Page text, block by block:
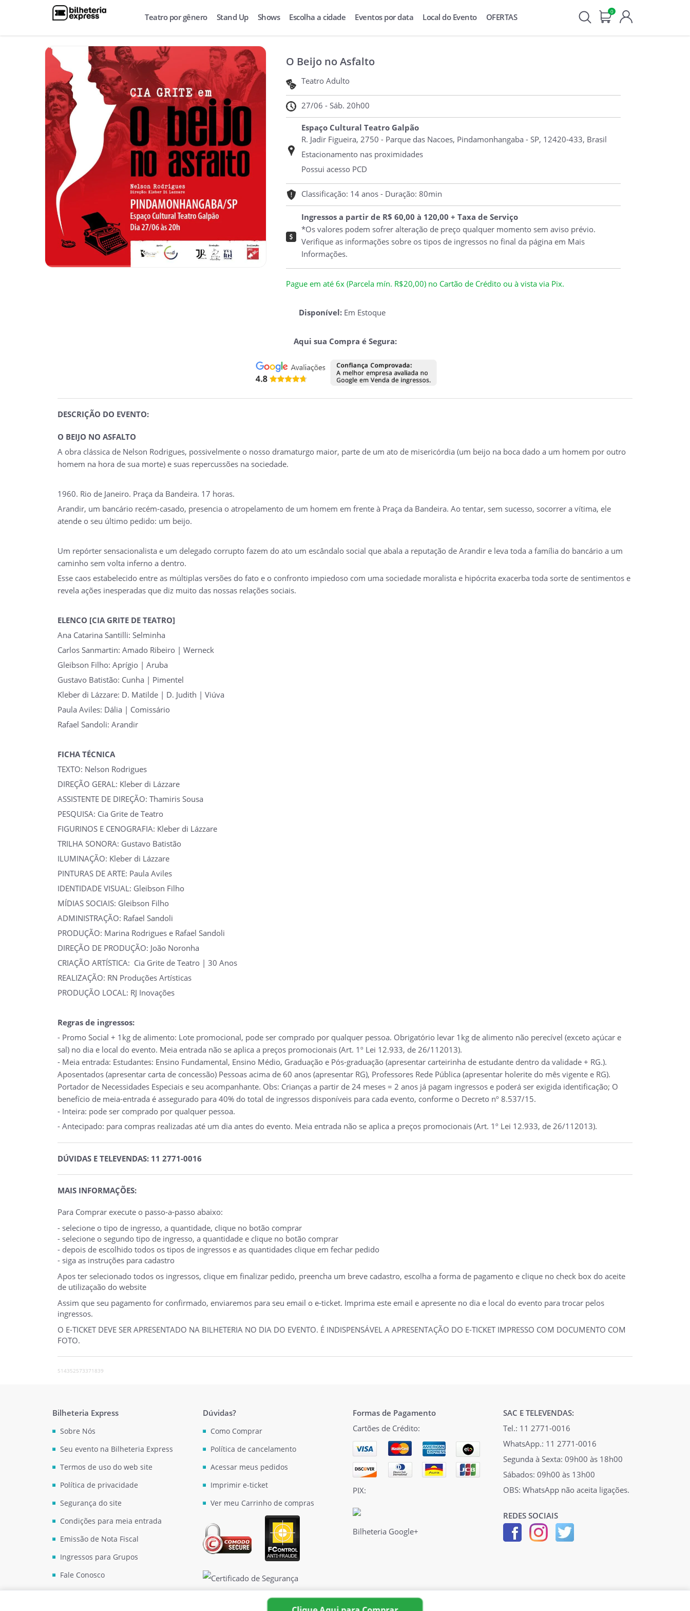
Teatro por gênero Stand Up Shows Escolha a cidade Eventos por data Local do Evento OFERTAS
0
O Beijo no Asfalto
Teatro Adulto
27/06 - Sáb. 20h00
Espaço Cultural Teatro Galpão
R. Jadir Figueira, 2750 - Parque das Nacoes, Pindamonhangaba - SP, 12420-433, Brasil
Estacionamento nas proximidades
Possui acesso PCD
Classificação: 14 anos - Duração: 80min
Ingressos a partir de R$ 60,00 à 120,00 + Taxa de Serviço
*Os valores podem sofrer alteração de preço qualquer momento sem aviso prévio.
Verifique as informações sobre os tipos de ingressos no final da página em Mais
Informações.
Pague em até 6x (Parcela mín. R$20,00) no Cartão de Crédito ou à vista via Pix.
Disponível: Em Estoque
Aqui sua Compra é Segura:
DESCRIÇÃO DO EVENTO:
O BEIJO NO ASFALTO
A obra clássica de Nelson Rodrigues, possivelmente o nosso dramaturgo maior, parte de um ato de misericórdia (um beijo na boca dado a um homem por outro
homem na hora de sua morte) e suas repercussões na sociedade.
1960. Rio de Janeiro. Praça da Bandeira. 17 horas.
Arandir, um bancário recém-casado, presencia o atropelamento de um homem em frente à Praça da Bandeira. Ao tentar, sem sucesso, socorrer a vítima, ele
atende o seu último pedido: um beijo.
Um repórter sensacionalista e um delegado corrupto fazem do ato um escândalo social que abala a reputação de Arandir e leva toda a família do bancário a um
caminho sem volta inferno a dentro.
Esse caos estabelecido entre as múltiplas versões do fato e o confronto impiedoso com uma sociedade moralista e hipócrita exacerba toda sorte de sentimentos e
revela ações inesperadas que diz muito das nossas relações sociais.
ELENCO [CIA GRITE DE TEATRO]
Ana Catarina Santilli: Selminha
Carlos Sanmartin: Amado Ribeiro | Werneck
Gleibson Filho: Aprígio | Aruba
Gustavo Batistão: Cunha | Pimentel
Kleber di Lázzare: D. Matilde | D. Judith | Viúva
Paula Aviles: Dália | Comissário
Rafael Sandoli: Arandir
FICHA TÉCNICA
TEXTO: Nelson Rodrigues
DIREÇÃO GERAL: Kleber di Lázzare
ASSISTENTE DE DIREÇÃO: Thamiris Sousa
PESQUISA: Cia Grite de Teatro
FIGURINOS E CENOGRAFIA: Kleber di Lázzare
TRILHA SONORA: Gustavo Batistão
ILUMINAÇÃO: Kleber di Lázzare
PINTURAS DE ARTE: Paula Aviles
IDENTIDADE VISUAL: Gleibson Filho
MÍDIAS SOCIAIS: Gleibson Filho
ADMINISTRAÇÃO: Rafael Sandoli
PRODUÇÃO: Marina Rodrigues e Rafael Sandoli
DIREÇÃO DE PRODUÇÃO: João Noronha
CRIAÇÃO ARTÍSTICA: Cia Grite de Teatro | 30 Anos
REALIZAÇÃO: RN Produções Artísticas
PRODUÇÃO LOCAL: RJ Inovações
Regras de ingressos:
- Promo Social + 1kg de alimento: Lote promocional, pode ser comprado por qualquer pessoa. Obrigatório levar 1kg de alimento não perecível (exceto açúcar e
sal) no dia e local do evento. Meia entrada não se aplica a preços promocionais (Art. 1º Lei 12.933, de 26/112013).
- Meia entrada: Estudantes: Ensino Fundamental, Ensino Médio, Graduação e Pós-graduação (apresentar carteirinha de estudante dentro da validade + RG.).
Aposentados (apresentar carta de concessão) Pessoas acima de 60 anos (apresentar RG), Professores Rede Pública (apresentar holerite do mês vigente e RG).
Portador de Necessidades Especiais e seu acompanhante. Obs: Crianças a partir de 24 meses = 2 anos já pagam ingressos e poderá ser exigida identificação; O
benefício de meia-entrada é assegurado para 40% do total de ingressos disponíveis para cada evento, conforme o Decreto nº 8.537/15.
- Inteira: pode ser comprado por qualquer pessoa.
- Antecipado: para compras realizadas até um dia antes do evento. Meia entrada não se aplica a preços promocionais (Art. 1º Lei 12.933, de 26/112013).
DÚVIDAS E TELEVENDAS: 11 2771-0016
MAIS INFORMAÇÕES:
Para Comprar execute o passo-a-passo abaixo:
- selecione o tipo de ingresso, a quantidade, clique no botão comprar
- selecione o segundo tipo de ingresso, a quantidade e clique no botão comprar
- depois de escolhido todos os tipos de ingressos e as quantidades clique em fechar pedido
- siga as instruções para cadastro
Apos ter selecionado todos os ingressos, clique em finalizar pedido, preencha um breve cadastro, escolha a forma de pagamento e clique no check box do aceite
de utilizaçaão do website
Assim que seu pagamento for confirmado, enviaremos para seu email o e-ticket. Imprima este email e apresente no dia e local do evento para trocar pelos
ingressos.
O E-TICKET DEVE SER APRESENTADO NA BILHETERIA NO DIA DO EVENTO. É INDISPENSÁVEL A APRESENTAÇÃO DO E-TICKET IMPRESSO COM DOCUMENTO COM
FOTO.
514352573371839
Bilheteria Express
Sobre Nós
Seu evento na Bilheteria Express
Termos de uso do web site
Política de privacidade
Segurança do site
Condições para meia entrada
Emissão de Nota Fiscal
Ingressos para Grupos
Fale Conosco
Dúvidas?
Como Comprar
Política de cancelamento
Acessar meus pedidos
Imprimir e-ticket
Ver meu Carrinho de compras
Formas de Pagamento
Cartões de Crédito:
PIX:
Bilheteria Google+
SAC E TELEVENDAS:
Tel.: 11 2771-0016
WhatsApp.: 11 2771-0016
Segunda à Sexta: 09h00 às 18h00
Sábados: 09h00 às 13h00
OBS: WhatsApp não aceita ligações.
REDES SOCIAIS